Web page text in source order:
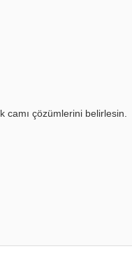
camı çözümlerini belirlesin.